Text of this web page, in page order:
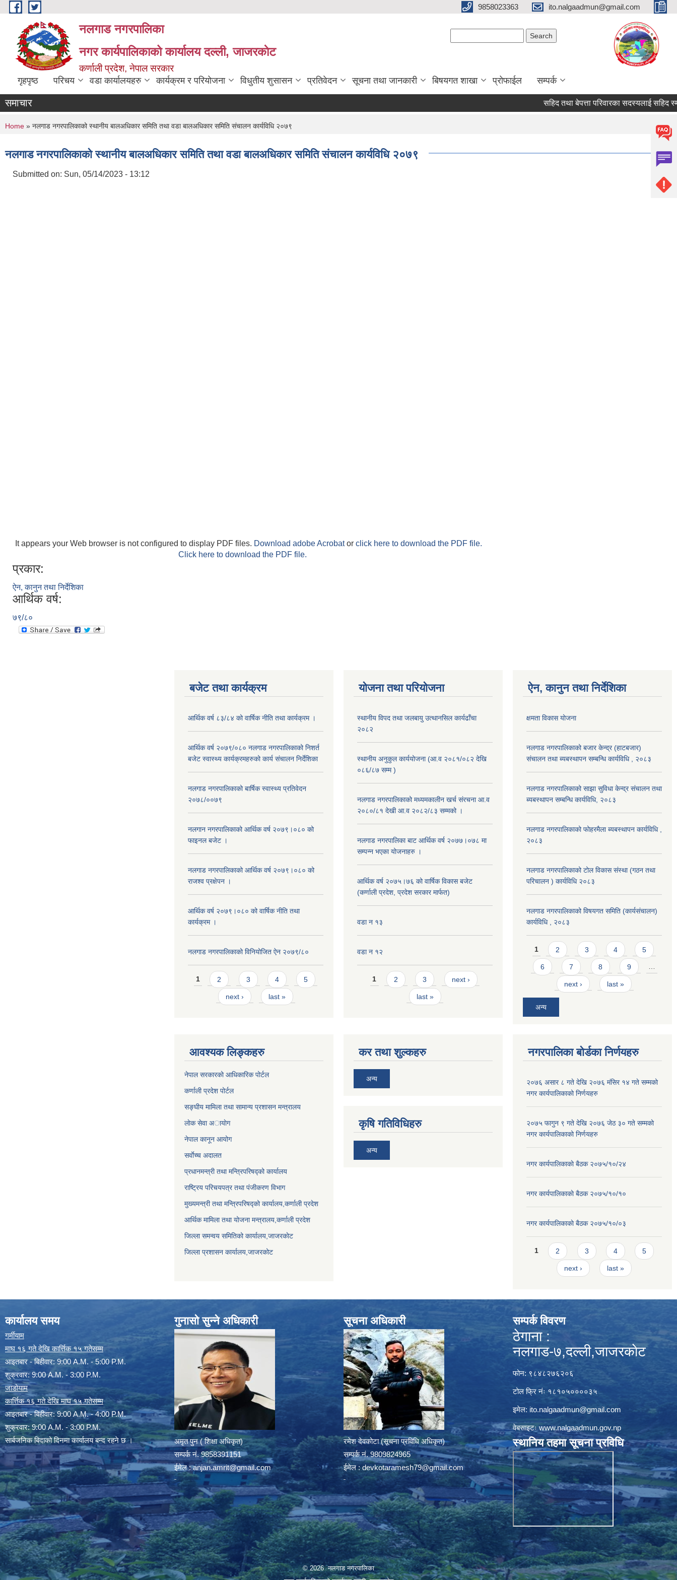
Skip to main content 9858023363 ito.nalgaadmun@gmail.com
नलगाड नगरपालिका
नगर कार्यपालिकाको कार्यालय दल्ली, जाजरकाेट
कर्णाली प्रदेश, नेपाल सरकार
गृहपृष्ठ परिचय वडा कार्यालयहरु कार्यक्रम र परियोजना विधुतीय शुसासन प्रतिवेदन सूचना तथा जानकारी बिषयगत शाखा प्रोफाईल सम्पर्क
समाचार सहिद तथा बेपत्ता परिवारका सदस्यलाई सहिद स्मृति
You are here
Home » नलगाड नगरपालिकाको स्थानीय बालअधिकार समिति तथा वडा बालअधिकार समिति संचालन कार्यविधि २०७९
नलगाड नगरपालिकाको स्थानीय बालअधिकार समिति तथा वडा बालअधिकार समिति संचालन कार्यविधि २०७९
Submitted on: Sun, 05/14/2023 - 13:12
It appears your Web browser is not configured to display PDF files. Download adobe Acrobator click here to download the PDF file.
Click here to download the PDF file.
प्रकार:
ऐन, कानुन तथा निर्देशिका
आर्थिक वर्ष:
७९/८०
बजेट तथा कार्यक्रम
आर्थिक वर्ष ८३/८४ को वार्षिक नीति तथा कार्यक्रम ।
आर्थिक वर्ष २०७९/०८० नलगाड नगरपालिकाको निशर्त
बजेट स्वास्थ्य कार्यक्रमहरुको कार्य संचालन निर्देशिका
नलगाड नगरपालिकाको बार्षिक स्वास्थ्य प्रतिवेदन
२०७८/००७९
नलगान नगरपालिकाको आर्थिक वर्ष २०७९।०८० को
फाइनल बजेट ।
नलगाड नगरपालिकाको आर्थिक वर्ष २०७९।०८० को
राजश्व प्रक्षेपन ।
आर्थिक वर्ष २०७९।०८० को वार्षिक नीति तथा
कार्यक्रम ।
नलगाड नगरपालिकाको विनियोजित ऐन २०७९/८०
Pages
1 2 3 4 5
next › last »
योजना तथा परियोजना
स्थानीय विपद तथा जलबायु उत्थानसिल कार्यढाँचा
२०८२
स्थानीय अनुकुल कार्ययोजना (आ.व २०८१/०८२ देखि
०८६/८७ सम्म )
नलगाड नगरपालिकाको मध्यमकालीन खर्च संरचना आ.व
२०८०/८१ देखी आ.व २०८२/८३ सम्मको ।
नलगाड नगरपालिका बाट आर्थिक वर्ष २०७७।०७८ मा
सम्पन्न भएका योजनाहरु ।
आर्थिक वर्ष २०७५।७६ को वार्षिक विकास बजेट
(कर्णाली प्रदेश, प्रदेश सरकार मार्फत)
वडा न १३
वडा न १२
Pages
1 2 3 next ›
last »
ऐन, कानुन तथा निर्देशिका
क्षमता विकास योजना
नलगाड नगरपालिकाको बजार केन्द्र (हाटबजार)
संचालन तथा ब्यबस्थापन सम्बन्धि कार्यविधि , २०८३
नलगाड नगरपालिकाको साझा सुविधा केन्द्र संचालन तथा
ब्यबस्थापन सम्बन्धि कार्यविधि, २०८३
नलगाड नगरपालिकाको फोहरमैला ब्यबस्थापन कार्यविधि ,
२०८३
नलगाड नगरपालिकाको टोल विकास संस्था (गठन तथा
परिचालन ) कार्यविधि २०८३
नलगाड नगरपालिकाको विषयगत समिति (कार्यसंचालन)
कार्यविधि , २०८३
Pages
1 2 3 4 5
6 7 8 9 …
next › last »
अन्य
आवश्यक लिङ्कहरु
नेपाल सरकारको आधिकारिक पोर्टल
कर्णाली प्रदेश पोर्टल
सङ्घीय मामिला तथा सामान्य प्रशासन मन्त्रालय
लाेक सेवा अायाेग
नेपाल कानून आयोग
सर्वाेच्च अदालत
प्रधानमन्त्री तथा मन्त्रिपरिषद्को कार्यालय
राष्ट्रिय परिचयपत्र तथा पंजीकरण विभाग
मुख्यमन्त्री तथा मन्त्रिपरिषद्को कार्यालय,कर्णाली प्रदेश
आर्थिक मामिला तथा योजना मन्त्रालय,कर्णाली प्रदेश
जिल्ला समन्वय समितिको कार्यालय,जाजरकाेट
जिल्ला प्रशासन कार्यालय,जाजरकोट
कर तथा शुल्कहरु
अन्य
कृषि गतिविधिहरु
अन्य
नगरपालिका बोर्डका निर्णयहरु
२०७६ असार ८ गते देखि २०७६ मंसिर १४ गते सम्मको
नगर कार्यपालिकाको निर्णयहरु
२०७५ फागुन ९ गते देखि २०७६ जेठ ३० गते सम्मको
नगर कार्यपालिकाको निर्णयहरु
नगर कार्यपालिकाकाे बैठक २०७५/१०/२४
नगर कार्यपालिकाकाे बैठक २०७५/१०/१०
नगर कार्यपालिकाकाे बैठक २०७५/१०/०३
Pages
1 2 3 4 5
next › last »
कार्यालय समय
गर्मीयाम
माघ १६ गते देखि कार्त्तिक १५ गतेसम्म
आइतबार - बिहीवार: 9:00 A.M. - 5:00 P.M.
शुक्रवार: 9:00 A.M. - 3:00 P.M.
जाडोयाम
कार्त्तिक १६ गते देखि माघ १५ गतेसम्म
आइतबार - बिहीवार: 9:00 A.M. - 4:00 P.M.
शुक्रवार: 9:00 A.M. - 3:00 P.M.
सार्बजनिक बिदाको दिनमा कार्यालय बन्द रहने छ ।
गुनासो सुन्ने अधिकारी
अमृत पुन ( शिक्षा अधिकृत)
सम्पर्क न‌ं. 9858391151
ईमेल :anjan.amrit@gmail.com
सूचना अधिकारी
रमेश देवकोटा (सूचना प्रविधि अधिकृत)
सम्पर्क न‌ं. 9809824965
ईमेल :devkotaramesh79@gmail.com
सम्पर्क विवरण
ठेगाना :
नलगाड-७,दल्ली,जाजरकाेट
फोन: ९८४८२७६२०६
टोल फ्रि नंः १८१०५००००३५
इमेल: ito.nalgaadmun@gmail.com
वेबसाइटःwww.nalgaadmun.gov.np
स्थानिय तहमा सूचना प्रविधि
© 2026 नलगाड नगरपालिका